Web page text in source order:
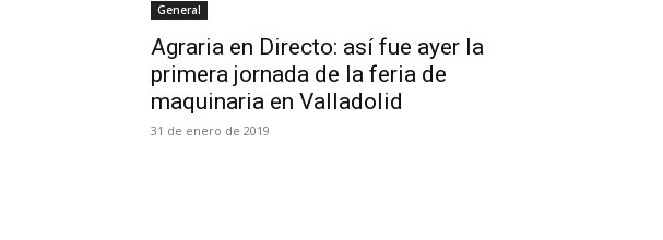
General
Agraria en Directo: así fue ayer la
primera jornada de la feria de
maquinaria en Valladolid
31 de enero de 2019